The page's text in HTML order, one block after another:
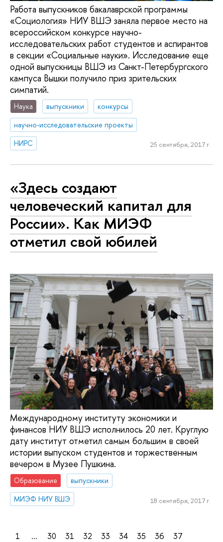
Работа выпускников бакалаврской программы
«Социология» НИУ ВШЭ заняла первое место на
всероссийском конкурсе научно-
исследовательских работ студентов и аспирантов
в секции «Социальные науки». Исследование еще
одной выпускницы ВШЭ из Санкт-Петербургского
кампуса Вышки получило приз зрительских
симпатий.
Наука выпускники
конкурсы
научно-исследовательские проекты
НИРС
25 сентября, 2017 г.
«Здесь создают
человеческий капитал для
России». Как МИЭФ
отметил свой юбилей
Международному институту экономики и
финансов НИУ ВШЭ исполнилось 20 лет. Круглую
дату институт отметил самым большим в своей
истории выпуском студентов и торжественным
вечером в Музее Пушкина.
Образование
выпускники
МИЭФ НИУ ВШЭ
18 сентября, 2017 г.
1 ... 30 31 32 33 34 35 36
37